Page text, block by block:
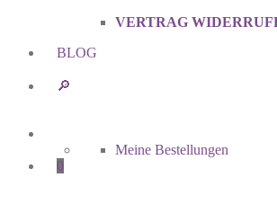
VERTRAG
BLOG
🔎︎
Meine Bestellungen
0